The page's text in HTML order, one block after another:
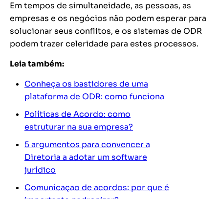
Em tempos de simultaneidade, as pessoas, as
empresas e os negócios não podem esperar para
solucionar seus conflitos, e os sistemas de ODR
podem trazer celeridade para estes processos.
Leia também:
Conheça os bastidores de uma
plataforma de ODR: como funciona
Políticas de Acordo: como
estruturar na sua empresa?
5 argumentos para convencer a
Diretoria a adotar um software
jurídico
Comunicaçao de acordos: por que é